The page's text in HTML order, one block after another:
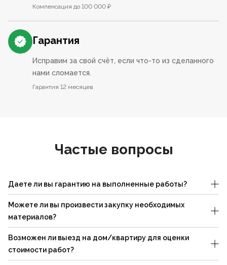
Компенсация до 100 000 ₽
Гарантия
Исправим за свой счёт, если что-то из сделанного
нами сломается.
Гарантия 12 месяцев
Частые вопросы
Даете ли вы гарантию на выполненные работы?
Можете ли вы произвести закупку необходимых
материалов?
Возможен ли выезд на дом/квартиру для оценки
стоимости работ?